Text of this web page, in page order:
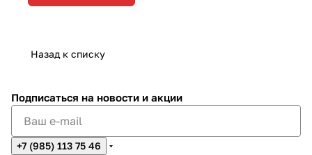
Назад к списку
Подписаться на новости и акции
+7 (985) 113 75 46